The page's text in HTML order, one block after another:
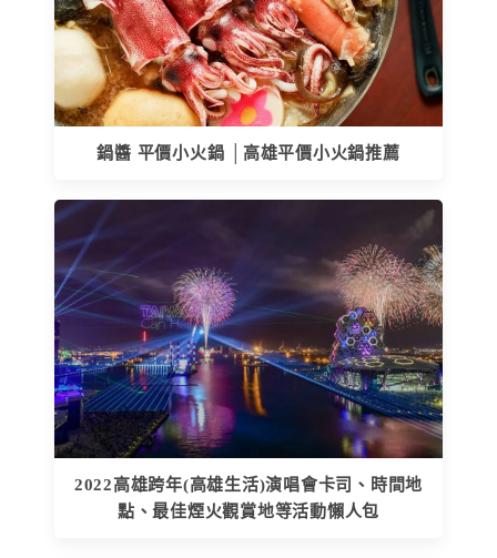
鍋醬 平價小火鍋 │高雄平價小火鍋推薦
2022高雄跨年(高雄生活)演唱會卡司、時間地
點、最佳煙火觀賞地等活動懶人包